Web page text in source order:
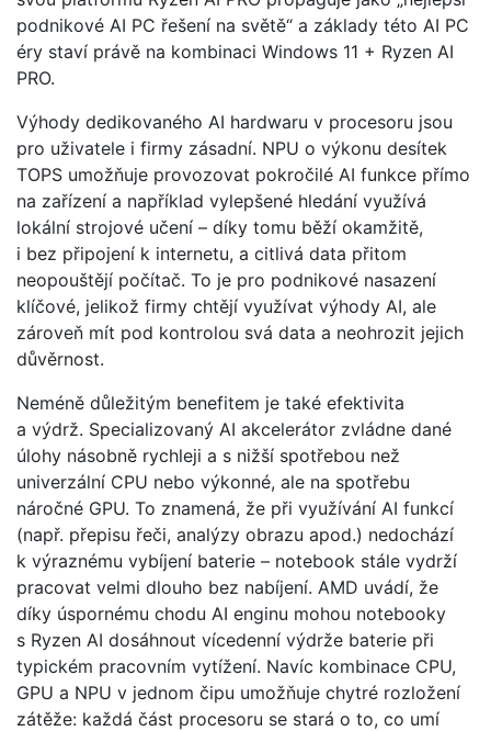
podnikové AI PC řešení na světě“ a základy této AI PC
éry staví právě na kombinaci Windows 11 + Ryzen AI
PRO.
Výhody dedikovaného AI hardwaru v procesoru jsou
pro uživatele i firmy zásadní. NPU o výkonu desítek
TOPS umožňuje provozovat pokročilé AI funkce přímo
na zařízení a například vylepšené hledání využívá
lokální strojové učení – díky tomu běží okamžitě,
i bez připojení k internetu, a citlivá data přitom
neopouštějí počítač. To je pro podnikové nasazení
klíčové, jelikož firmy chtějí využívat výhody AI, ale
zároveň mít pod kontrolou svá data a neohrozit jejich
důvěrnost.
Neméně důležitým benefitem je také efektivita
a výdrž. Specializovaný AI akcelerátor zvládne dané
úlohy násobně rychleji a s nižší spotřebou než
univerzální CPU nebo výkonné, ale na spotřebu
náročné GPU. To znamená, že při využívání AI funkcí
(např. přepisu řeči, analýzy obrazu apod.) nedochází
k výraznému vybíjení baterie – notebook stále vydrží
pracovat velmi dlouho bez nabíjení. AMD uvádí, že
díky úspornému chodu AI enginu mohou notebooky
s Ryzen AI dosáhnout vícedenní výdrže baterie při
typickém pracovním vytížení. Navíc kombinace CPU,
GPU a NPU v jednom čipu umožňuje chytré rozložení
zátěže: každá část procesoru se stará o to, co umí